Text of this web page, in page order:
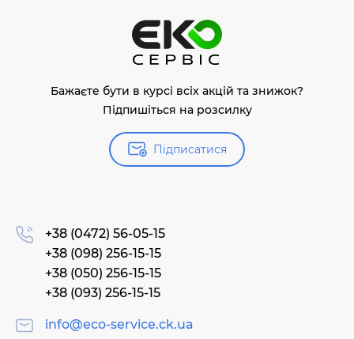
Бажаєте бути в курсі всіх акцій та знижок?
Підпишіться на розсилку
Підписатися
+38 (0472) 56-05-15
+38 (098) 256-15-15
+38 (050) 256-15-15
+38 (093) 256-15-15
info@eco-service.ck.ua